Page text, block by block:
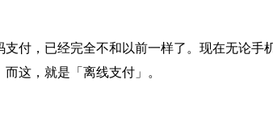
付，已经完全不和以前一样了。现在无论手
这，就是「离线支付」。